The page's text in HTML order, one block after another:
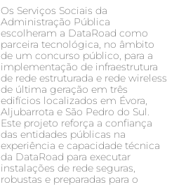
Os Serviços Sociais da
Administração Pública
escolheram a DataRoad como
parceira tecnológica, no âmbito
de um concurso público, para a
implementação de infraestrutura
de rede estruturada e rede wireless
de última geração em três
edifícios localizados em Évora,
Aljubarrota e São Pedro do Sul.
Este projeto reforça a confiança
das entidades públicas na
experiência e capacidade técnica
da DataRoad para executar
instalações de rede seguras,
robustas e preparadas para o